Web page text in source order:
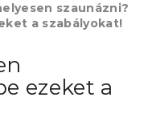
szaunázni?
a szabályokat!
ezeket a